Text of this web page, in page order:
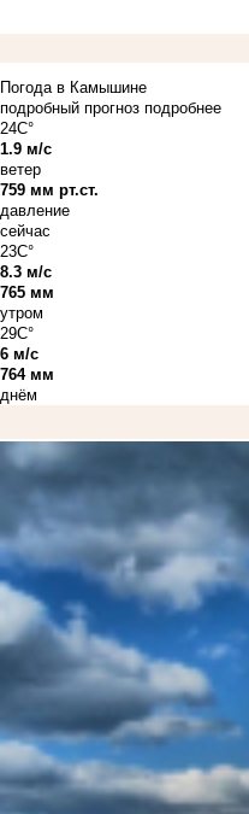
Погода в Камышине
подробный прогноз подробнее
24C°
1.9 м/с
ветер
759 мм рт.ст.
давление
сейчас
23C°
8.3 м/с
765 мм
утром
29C°
6 м/с
764 мм
днём